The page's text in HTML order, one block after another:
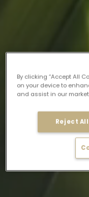
By clicking “Accept All
on your device to
and assist in our
Reject All